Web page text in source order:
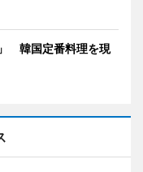
韓国定番料理を現